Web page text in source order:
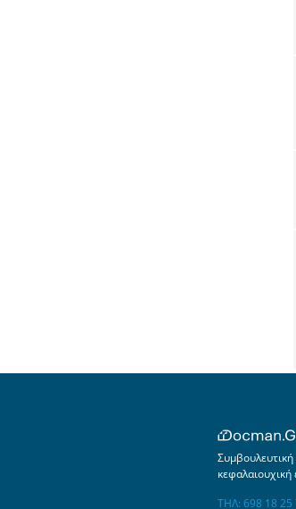
Συμβουλευτική
κεφαλαιουχική
ΤΗΛ: 698 18 25